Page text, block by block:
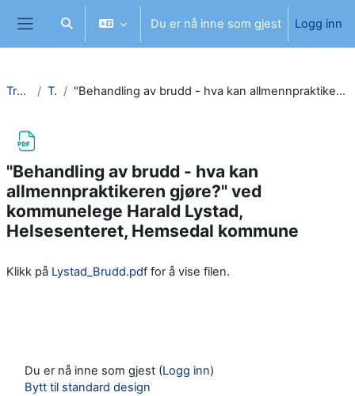
Gå til hovedinnhold
Veksle inndata for søkDu er nå inne som gjest Logg inn
Traumeinfo Topic 2 "Behandling av brudd - hva kan allmennpraktikeren gjøre?" ved kommunelege Harald Lystad, Helsesenteret, Hemsedal kommune
"Behandling av brudd - hva kan
allmennpraktikeren gjøre?" ved
kommunelege Harald Lystad,
Helsesenteret, Hemsedal kommune
Klikk på Lystad_Brudd.pdf for å vise filen.
Du er nå inne som gjest (Logg inn)
Bytt til standard design